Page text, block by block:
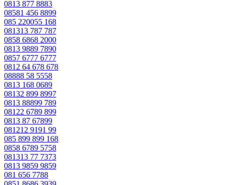
0813 877 8883
08581 456 8899
085 220055 168
081313 787 787
0858 6868 2000
0813 9889 7890
0857 6777 6777
0812 64 678 678
08888 58 5558
0813 168 0689
08132 899 8997
0813 88899 789
08122 6789 899
0813 87 67899
081212 9191 99
085 899 899 168
0858 6789 5758
081313 77 7373
0813 9859 9859
081 656 7788